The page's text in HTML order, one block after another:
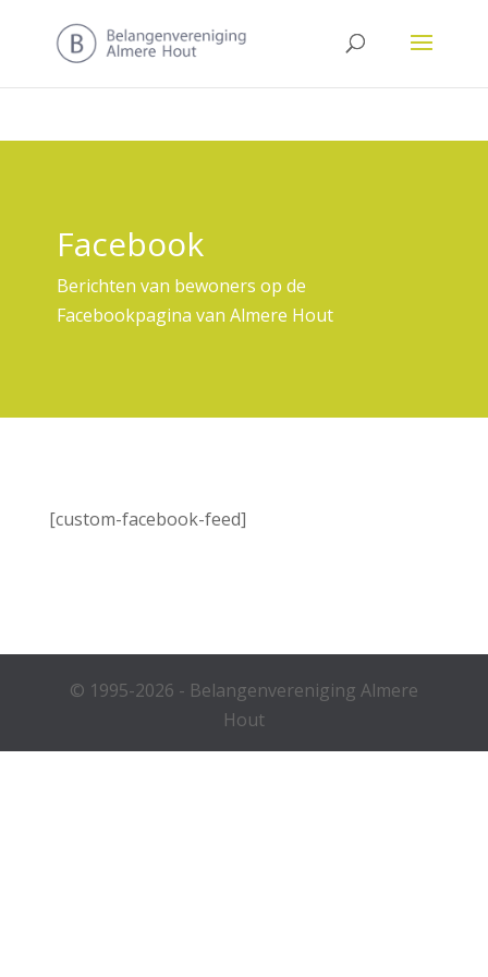
Facebook
Berichten van bewoners op de
Facebookpagina van Almere Hout
[custom-facebook-feed]
© 1995-2026 - Belangenvereniging Almere
Hout